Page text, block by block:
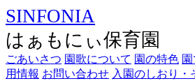
SINFONIA
はぁもにぃ保育園
ごあいさつ 園歌について 園の特色
用情報 お問い合わせ 入園のしおり・